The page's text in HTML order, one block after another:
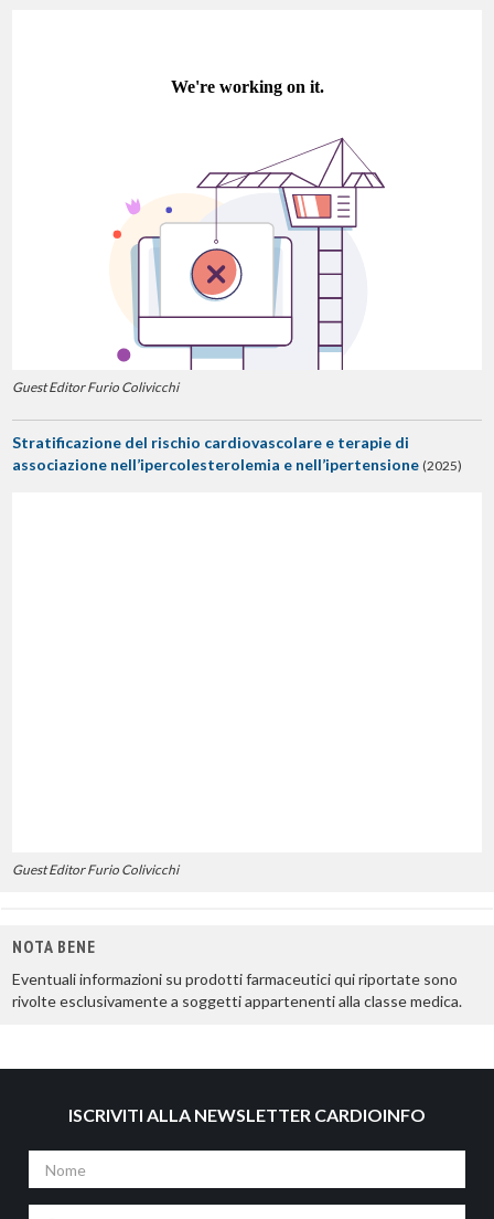
Guest Editor Furio Colivicchi
Stratificazione del rischio cardiovascolare e terapie di
associazione nell’ipercolesterolemia e nell’ipertensione (2025)
Guest Editor Furio Colivicchi
NOTA BENE
Eventuali informazioni su prodotti farmaceutici qui riportate sono
rivolte esclusivamente a soggetti appartenenti alla classe medica.
ISCRIVITI ALLA NEWSLETTER CARDIOINFO